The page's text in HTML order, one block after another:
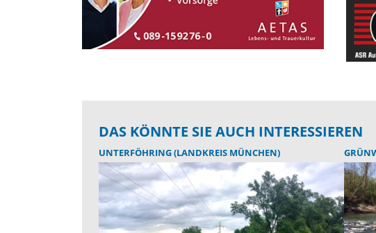
DAS KÖNNTE SIE AUCH INTERESSIEREN
UNTERFÖHRING (LANDKREIS MÜNCHEN)